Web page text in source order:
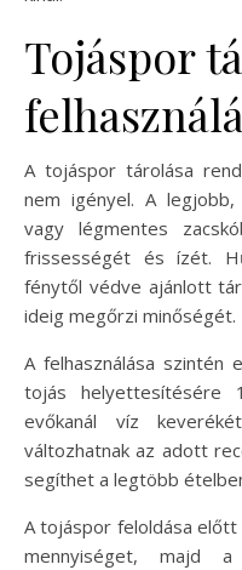
Tojáspor
A tojáspor tárolása
nem igényel. A
vagy légmentes
frissességét és ízét.
fénytől védve ajánlott
ideig megőrzi minőségét.
A felhasználása szintén
tojás helyettesítésére
evőkanál víz
változhatnak az adott
segíthet a legtöbb
A tojáspor feloldása
mennyiséget, majd a